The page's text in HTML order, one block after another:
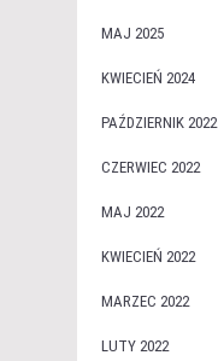
MAJ 2025
KWIECIEŃ 2024
PAŹDZIERNIK 2022
CZERWIEC 2022
MAJ 2022
KWIECIEŃ 2022
MARZEC 2022
LUTY 2022